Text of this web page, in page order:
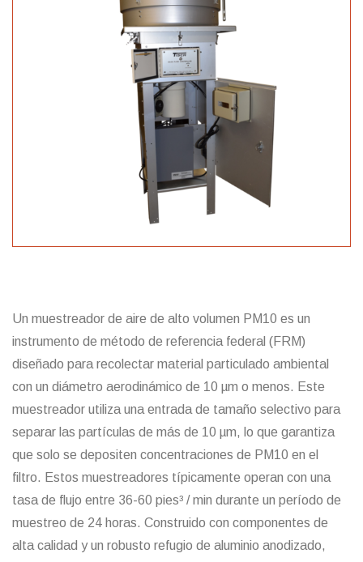
Un muestreador de aire de alto volumen PM10 es un
instrumento de método de referencia federal (FRM)
diseñado para recolectar material particulado ambiental
con un diámetro aerodinámico de 10 µm o menos. Este
muestreador utiliza una entrada de tamaño selectivo para
separar las partículas de más de 10 µm, lo que garantiza
que solo se depositen concentraciones de PM10 en el
filtro. Estos muestreadores típicamente operan con una
tasa de flujo entre 36-60 pies³ / min durante un período de
muestreo de 24 horas. Construido con componentes de
alta calidad y un robusto refugio de aluminio anodizado,